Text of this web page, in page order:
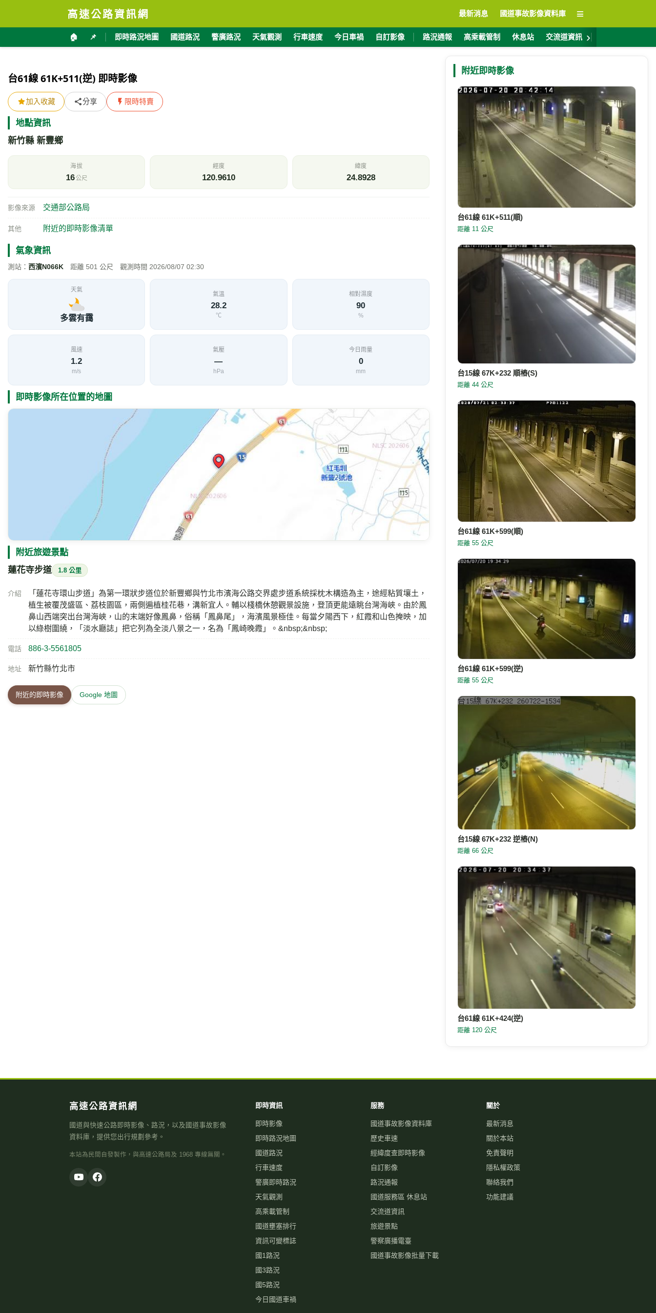
高速公路資訊網 最新消息 國道事故影像資料庫 ≡
🏠 📌 即時路況地圖 國道路況 警廣路況 天氣觀測 行車速度 今日車禍 自訂影像 路況通報 高乘載管制 休息站 交流道資訊 ›
台61線 61K+511(逆) 即時影像
加入收藏 分享 限時特賣
海拔
16
附近的即時影像清單
距離 501 公尺 觀測時間 2026/08/07 02:30
多雲有靄 ℃
相對濕度
90
%
風速
1.2
m/s
—
hPa
0
mm
即時影像所在位置的地圖
附近即時影像
台61線 61K+511(順)
距離 11 公尺
台15線 67K+232 順樁(S)
距離 44 公尺
台61線 61K+599(順)
距離 55 公尺
台61線 61K+599(逆)
距離 55 公尺
台15線 67K+232 逆樁(N)
距離 66 公尺
台61線 61K+424(逆)
距離 120 公尺
高速公路資訊網
國道與快速公路即時影像、路況，以及國道事故影像
資料庫，提供您出行規劃參考。
本站為民間自發製作，與高速公路局及 1968 專線無關。
即時資訊
即時影像
即時路況地圖
國道路況
行車速度
警廣即時路況
天氣觀測
高乘載管制
國道壅塞排行
資訊可變標誌
國1路況
國3路況
國5路況
今日國道車禍
服務
國道事故影像資料庫
歷史車速
經緯度查即時影像
自訂影像
路況通報
國道服務區 休息站
交流道資訊
旅遊景點
警察廣播電臺
國道事故影像批量下載
關於
最新消息
關於本站
免責聲明
隱私權政策
聯絡我們
功能建議